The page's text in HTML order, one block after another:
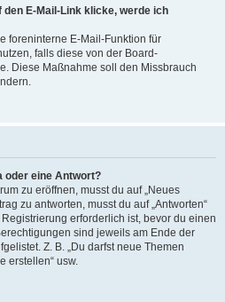
E-Mail-Link klicke, werde ich
foreninterne E-Mail-Funktion für
falls diese von der Board-
Diese Maßnahme soll den Missbrauch
oder eine Antwort?
zu eröffnen, musst du auf „Neues
zu antworten, musst du auf „Antworten“
erforderlich ist, bevor du einen
sind jeweils am Ende der
Z. B. „Du darfst neue Themen
erstellen“ usw.